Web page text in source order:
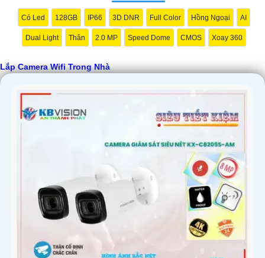
Có Led 128GB IP66 3D DNR Full Color Hồng Ngoại AI
Dual Light Thân 2.0 MP Speed Dome CMOS Xoay 360
Lắp Camera Wifi Trong Nhà